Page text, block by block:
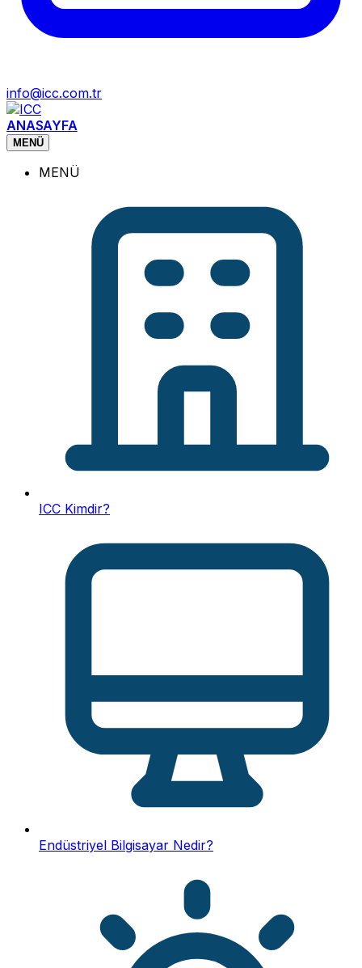
info@icc.com.tr
ANASAYFA
MENÜ
MENÜ
ICC Kimdir?
Endüstriyel Bilgisayar Nedir?